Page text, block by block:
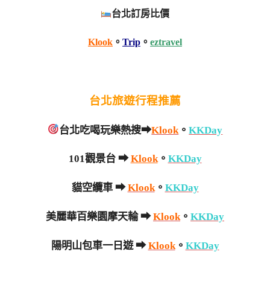
台北訂房比價
Klook 。 Trip 。 eztravel
台北旅遊行程推薦
台北吃喝玩樂熱搜➡Klook 。KKDay
101觀景台 ➡Klook。 KKDay
貓空纜車 ➡Klook。 KKDay
美麗華百樂園摩天輪 ➡Klook 。 KKDay
陽明山包車一日遊 ➡Klook。 KKDay